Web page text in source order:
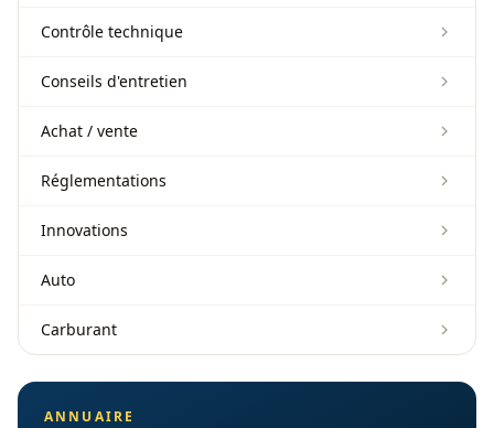
Contrôle technique
Conseils d'entretien
Achat / vente
Réglementations
Innovations
Auto
Carburant
ANNUAIRE